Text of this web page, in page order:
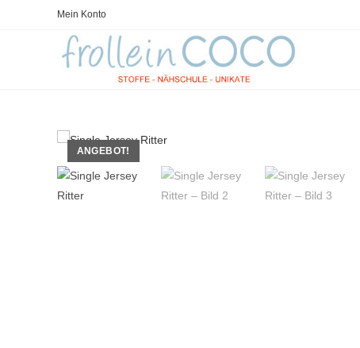
Mein Konto
ANGEBOT!